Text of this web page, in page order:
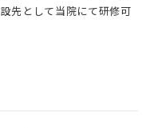
先として当院にて研修可